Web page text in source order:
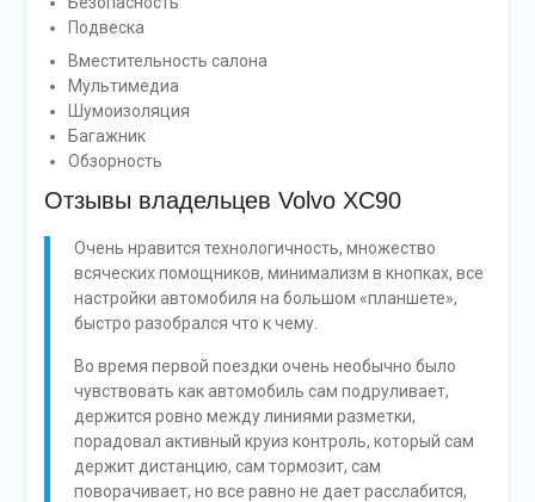
Подвеска
Вместительность салона
Мультимедиа
Шумоизоляция
Багажник
Обзорность
Отзывы владельцев Volvo XC90
Очень нравится технологичность, множество
всяческих помощников, минимализм в кнопках, все
настройки автомобиля на большом «планшете»,
быстро разобрался что к чему.
Во время первой поездки очень необычно было
чувствовать как автомобиль сам подруливает,
держится ровно между линиями разметки,
порадовал активный круиз контроль, который сам
держит дистанцию, сам тормозит, сам
поворачивает, но все равно не дает расслабится,